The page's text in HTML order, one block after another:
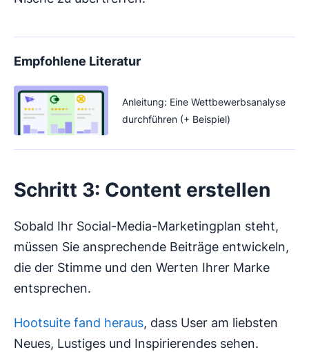
Empfohlene Literatur
Anleitung: Eine Wettbewerbsanalyse
durchführen (+ Beispiel)
Schritt 3: Content erstellen
Sobald Ihr Social-Media-Marketingplan steht,
müssen Sie ansprechende Beiträge entwickeln,
die der Stimme und den Werten Ihrer Marke
entsprechen.
Hootsuite fand heraus, dass User am liebsten
Neues, Lustiges und Inspirierendes sehen.